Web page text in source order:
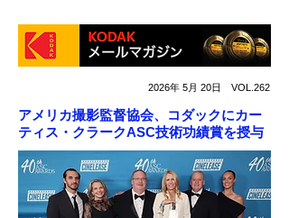
2026年 5月 20日 VOL.262
アメリカ撮影監督協会、コダックにカー
ティス・クラークASC技術功績賞を授与